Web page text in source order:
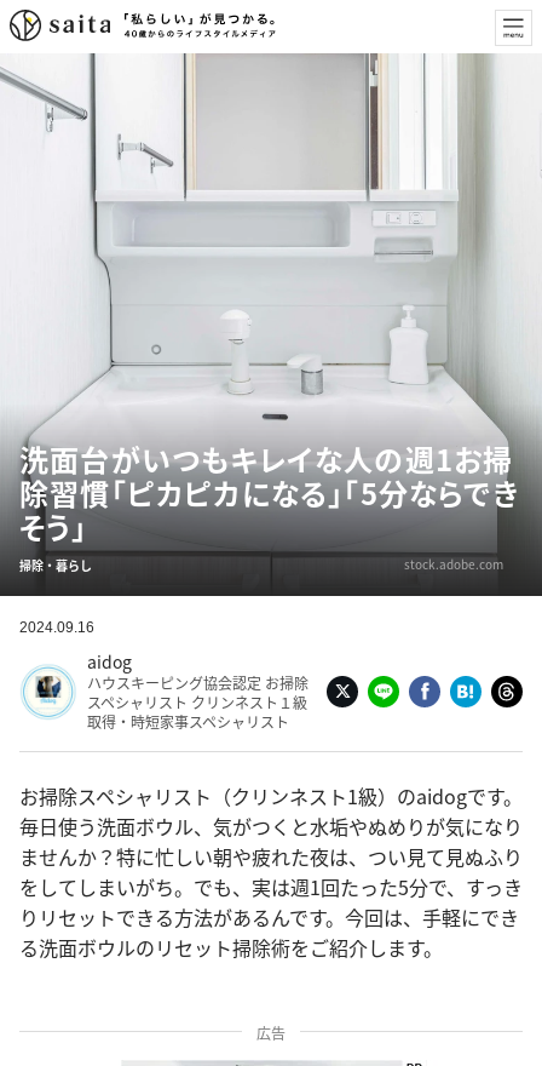
洗面台がいつもキレイな人の週1お掃
除習慣「ピカピカになる」「5分ならでき
そう」
掃除・暮らし stock.adobe.com
2024.09.16
aidog
ハウスキーピング協会認定 お掃除
スペシャリスト クリンネスト１級
取得・時短家事スペシャリスト
お掃除スペシャリスト（クリンネスト1級）のaidogです。
毎日使う洗面ボウル、気がつくと水垢やぬめりが気になり
ませんか？特に忙しい朝や疲れた夜は、つい見て見ぬふり
をしてしまいがち。でも、実は週1回たった5分で、すっき
りリセットできる方法があるんです。今回は、手軽にでき
る洗面ボウルのリセット掃除術をご紹介します。
広告